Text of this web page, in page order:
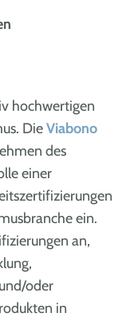
hochwertigen
DieViabono
des
einer
ein.
an,
oder
in